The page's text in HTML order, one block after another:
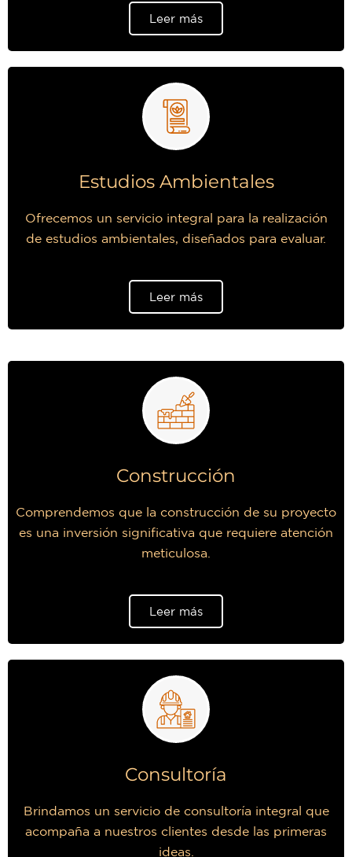
Leer más
Estudios Ambientales
Ofrecemos un servicio integral para la realización
de estudios ambientales, diseñados para evaluar.
Leer más
Construcción
Comprendemos que la construcción de su proyecto
es una inversión significativa que requiere atención
meticulosa.
Leer más
Consultoría
Brindamos un servicio de consultoría integral que
acompaña a nuestros clientes desde las primeras
ideas.